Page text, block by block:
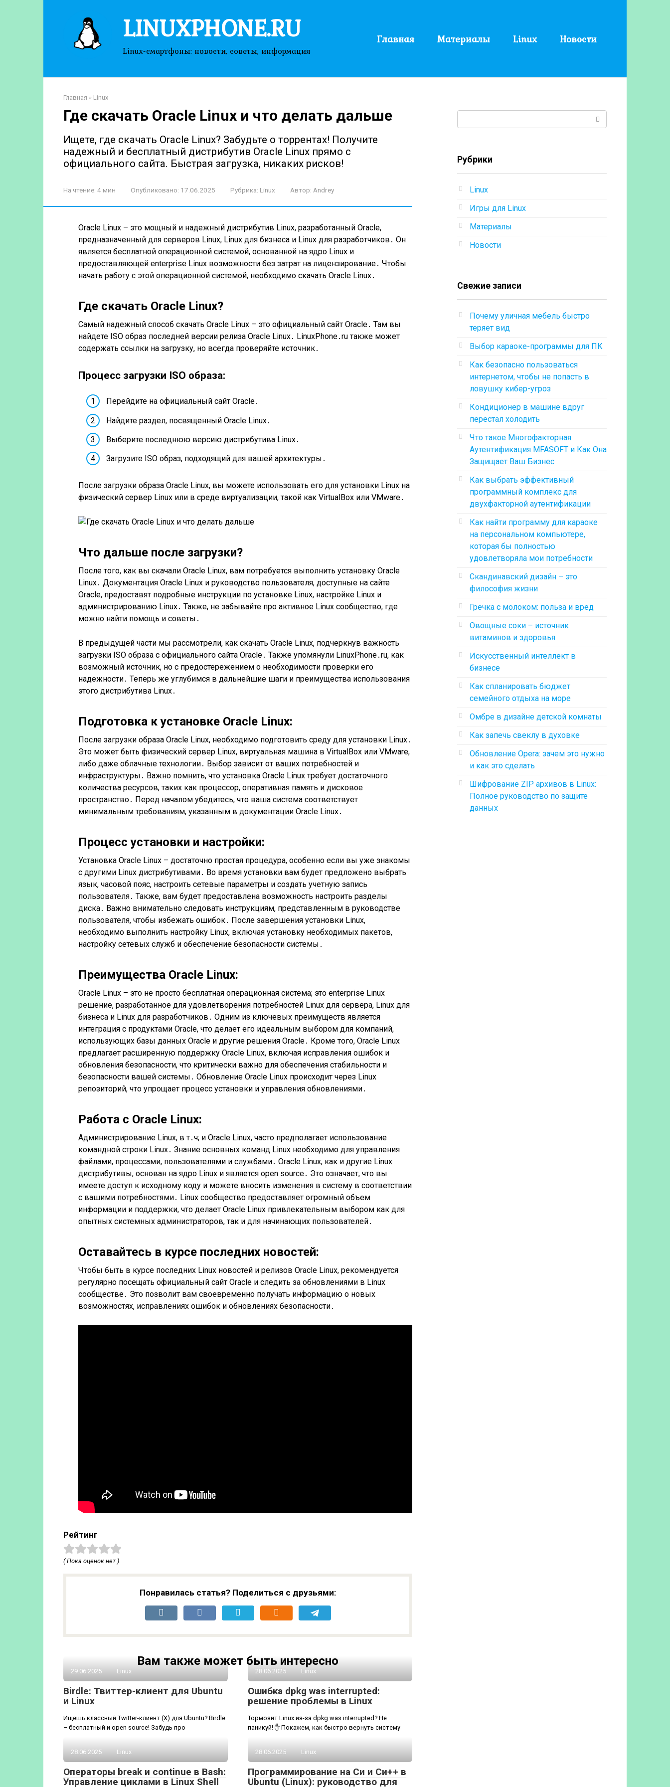
LINUXPHONE.RU
Linux-смартфоны: новости, советы, информация
Главная Материалы Linux Новости
Главная » Linux
Где скачать Oracle Linux и что делать дальше
Ищете, где скачать Oracle Linux? Забудьте о торрентах! Получите
надежный и бесплатный дистрибутив Oracle Linux прямо с
официального сайта. Быстрая загрузка, никаких рисков!
На чтение: 4 мин Опубликовано: 17.06.2025 Рубрика: Linux Автор: Andrey
Oracle Linux – это мощный и надежный дистрибутив Linux, разработанный Oracle,
предназначенный для серверов Linux, Linux для бизнеса и Linux для разработчиков․ Он
является бесплатной операционной системой, основанной на ядро Linux и
предоставляющей enterprise Linux возможности без затрат на лицензирование․ Чтобы
начать работу с этой операционной системой, необходимо скачать Oracle Linux․
Где скачать Oracle Linux?
Самый надежный способ скачать Oracle Linux – это официальный сайт Oracle․ Там вы
найдете ISO образ последней версии релиза Oracle Linux․ LinuxPhone․ru также может
содержать ссылки на загрузку, но всегда проверяйте источник․
Процесс загрузки ISO образа:
Перейдите на официальный сайт Oracle․
Найдите раздел, посвященный Oracle Linux․
Выберите последнюю версию дистрибутива Linux․
Загрузите ISO образ, подходящий для вашей архитектуры․
После загрузки образа Oracle Linux, вы можете использовать его для установки Linux на
физический сервер Linux или в среде виртуализации, такой как VirtualBox или VMware․
Что дальше после загрузки?
После того, как вы скачали Oracle Linux, вам потребуется выполнить установку Oracle
Linux․ Документация Oracle Linux и руководство пользователя, доступные на сайте
Oracle, предоставят подробные инструкции по установке Linux, настройке Linux и
администрированию Linux․ Также, не забывайте про активное Linux сообщество, где
можно найти помощь и советы․
В предыдущей части мы рассмотрели, как скачать Oracle Linux, подчеркнув важность
загрузки ISO образа с официального сайта Oracle․ Также упомянули LinuxPhone․ru, как
возможный источник, но с предостережением о необходимости проверки его
надежности․ Теперь же углубимся в дальнейшие шаги и преимущества использования
этого дистрибутива Linux․
Подготовка к установке Oracle Linux:
После загрузки образа Oracle Linux, необходимо подготовить среду для установки Linux․
Это может быть физический сервер Linux, виртуальная машина в VirtualBox или VMware,
либо даже облачные технологии․ Выбор зависит от ваших потребностей и
инфраструктуры․ Важно помнить, что установка Oracle Linux требует достаточного
количества ресурсов, таких как процессор, оперативная память и дисковое
пространство․ Перед началом убедитесь, что ваша система соответствует
минимальным требованиям, указанным в документации Oracle Linux․
Процесс установки и настройки:
Установка Oracle Linux – достаточно простая процедура, особенно если вы уже знакомы
с другими Linux дистрибутивами․ Во время установки вам будет предложено выбрать
язык, часовой пояс, настроить сетевые параметры и создать учетную запись
пользователя․ Также, вам будет предоставлена возможность настроить разделы
диска․ Важно внимательно следовать инструкциям, представленным в руководстве
пользователя, чтобы избежать ошибок․ После завершения установки Linux,
необходимо выполнить настройку Linux, включая установку необходимых пакетов,
настройку сетевых служб и обеспечение безопасности системы․
Преимущества Oracle Linux:
Oracle Linux – это не просто бесплатная операционная система; это enterprise Linux
решение, разработанное для удовлетворения потребностей Linux для сервера, Linux для
бизнеса и Linux для разработчиков․ Одним из ключевых преимуществ является
интеграция с продуктами Oracle, что делает его идеальным выбором для компаний,
использующих базы данных Oracle и другие решения Oracle․ Кроме того, Oracle Linux
предлагает расширенную поддержку Oracle Linux, включая исправления ошибок и
обновления безопасности, что критически важно для обеспечения стабильности и
безопасности вашей системы․ Обновление Oracle Linux происходит через Linux
репозиторий, что упрощает процесс установки и управления обновлениями․
Работа с Oracle Linux:
Администрирование Linux, в т․ч; и Oracle Linux, часто предполагает использование
командной строки Linux․ Знание основных команд Linux необходимо для управления
файлами, процессами, пользователями и службами․ Oracle Linux, как и другие Linux
дистрибутивы, основан на ядро Linux и является open source․ Это означает, что вы
имеете доступ к исходному коду и можете вносить изменения в систему в соответствии
с вашими потребностями․ Linux сообщество предоставляет огромный объем
информации и поддержки, что делает Oracle Linux привлекательным выбором как для
опытных системных администраторов, так и для начинающих пользователей․
Оставайтесь в курсе последних новостей:
Чтобы быть в курсе последних Linux новостей и релизов Oracle Linux, рекомендуется
регулярно посещать официальный сайт Oracle и следить за обновлениями в Linux
сообществе․ Это позволит вам своевременно получать информацию о новых
возможностях, исправлениях ошибок и обновлениях безопасности․
Рейтинг
( Пока оценок нет )
Понравилась статья? Поделиться с друзьями:
Вам также может быть интересно
29.06.2025 Linux
Birdle: Твиттер-клиент для Ubuntu
и Linux
Ищешь классный Twitter-клиент (X) для Ubuntu? Birdle
– бесплатный и open source! Забудь про
28.06.2025 Linux
Ошибка dpkg was interrupted:
решение проблемы в Linux
Тормозит Linux из-за dpkg was interrupted? Не
паникуй! ✋ Покажем, как быстро вернуть систему
28.06.2025 Linux
Операторы break и continue в Bash:
Управление циклами в Linux Shell
28.06.2025 Linux
Программирование на Си и Си++ в
Ubuntu (Linux): руководство для
Рубрики
Linux
Игры для Linux
Материалы
Новости
Свежие записи
Почему уличная мебель быстро
теряет вид
Выбор караоке-программы для ПК
Как безопасно пользоваться
интернетом, чтобы не попасть в
ловушку кибер-угроз
Кондиционер в машине вдруг
перестал холодить
Что такое Многофакторная
Аутентификация MFASOFT и Как Она
Защищает Ваш Бизнес
Как выбрать эффективный
программный комплекс для
двухфакторной аутентификации
Как найти программу для караоке
на персональном компьютере,
которая бы полностью
удовлетворяла мои потребности
Скандинавский дизайн – это
философия жизни
Гречка с молоком: польза и вред
Овощные соки – источник
витаминов и здоровья
Искусственный интеллект в
бизнесе
Как спланировать бюджет
семейного отдыха на море
Омбре в дизайне детской комнаты
Как запечь свеклу в духовке
Обновление Opera: зачем это нужно
и как это сделать
Шифрование ZIP архивов в Linux:
Полное руководство по защите
данных